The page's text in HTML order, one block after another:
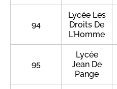
94
Lycée Les
Droits De
L'Homme
95
Lycée
Jean De
Pange